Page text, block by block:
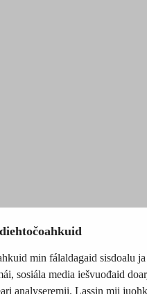
min fálaldagaid sisdoalu ja
sosiála media iešvuođaid
analyseremii. Lassin mii